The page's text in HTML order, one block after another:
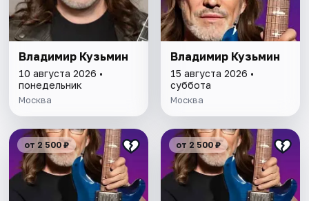
Владимир Кузьмин
10 августа 2026 •
понедельник
Москва
Владимир Кузьмин
15 августа 2026 •
суббота
Москва
от 2 500 ₽ от 2 500 ₽